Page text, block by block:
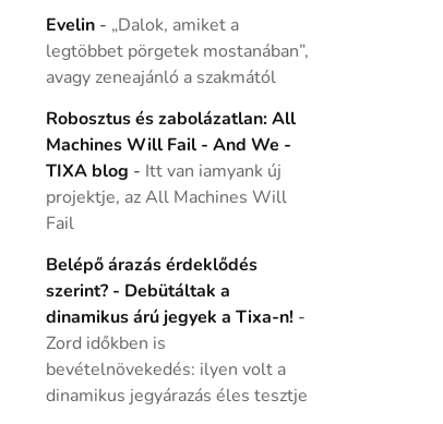
Evelin- „Dalok, amiket a
legtöbbet pörgetek mostanában”,
avagy zeneajánló a szakmától
Robosztus és zabolázatlan: All
Machines Will Fail - And We -
TIXA blog - Itt van iamyank új
projektje, az All Machines Will
Fail
Belépő árazás érdeklődés
szerint? - Debütáltak a
dinamikus árú jegyek a Tixa-n! -
Zord időkben is
bevételnövekedés: ilyen volt a
dinamikus jegyárazás éles tesztje